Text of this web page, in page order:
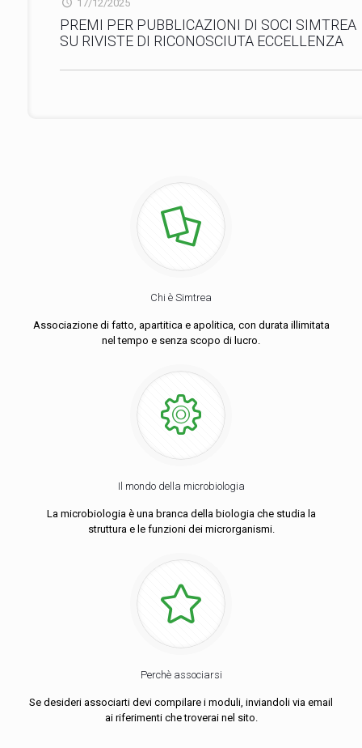
17/12/2025
PREMI PER PUBBLICAZIONI DI SOCI SIMTREA
SU RIVISTE DI RICONOSCIUTA ECCELLENZA
Chi è Simtrea
Associazione di fatto, apartitica e apolitica, con durata illimitata
nel tempo e senza scopo di lucro.
Il mondo della microbiologia
La microbiologia è una branca della biologia che studia la
struttura e le funzioni dei microrganismi.
Perchè associarsi
Se desideri associarti devi compilare i moduli, inviandoli via email
ai riferimenti che troverai nel sito.